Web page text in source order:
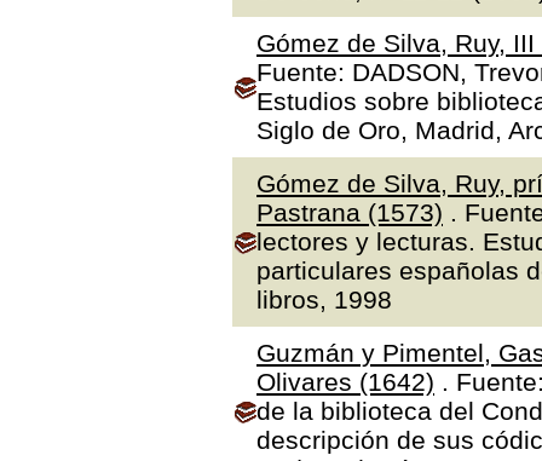
Gómez de Silva, Ruy,
Fuente: DADSON,
Estudios sobre
Siglo de Oro, Madrid,
Gómez de Silva, Ruy,
Pastrana (1573) .
lectores y lecturas.
particulares españolas
libros, 1998
Guzmán y Pimentel,
Olivares (1642) .
de la biblioteca del
descripción de sus